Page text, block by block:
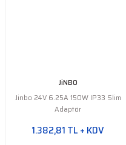
JiNBO
Jinbo 24V 6.25A 150W IP33 Slim
Adaptör
1.382,81 TL + KDV